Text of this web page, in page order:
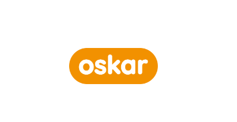
Hauptnavigation